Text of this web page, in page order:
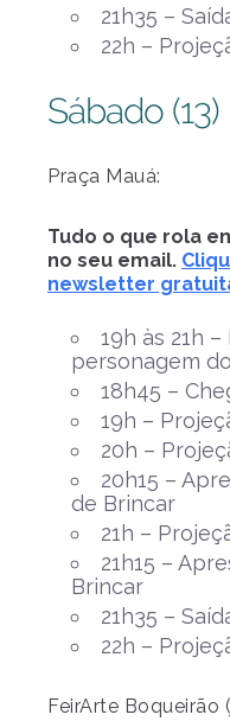
21h35 –
22h –
Sábado (13)
Praça Mauá:
Tudo o que rola
no seu email.
newsletter
19h às 21h
personagem
18h45 –
19h –
20h –
20h15 –
de Brincar
21h –
21h15 –
Brincar
21h35 –
22h –
FeirArte Boqueirão